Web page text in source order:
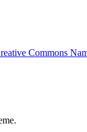
Commons